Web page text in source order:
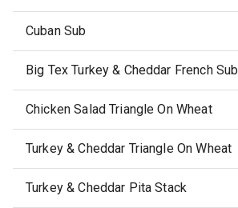
Cuban Sub
Big Tex Turkey & Cheddar French Sub
Chicken Salad Triangle On Wheat
Turkey & Cheddar Triangle On Wheat
Turkey & Cheddar Pita Stack